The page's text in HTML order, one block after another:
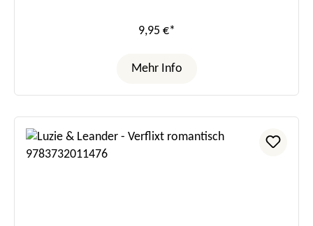
9,95 €*
Mehr Info